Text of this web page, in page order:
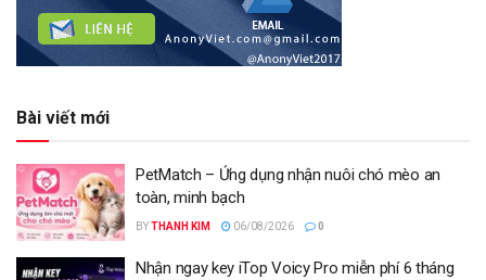
Bài viết mới
PetMatch – Ứng dụng nhận nuôi chó mèo an
toàn, minh bạch
BYTHANH KIM 06/08/2026 0
Nhận ngay key iTop Voicy Pro miễn phí 6 tháng